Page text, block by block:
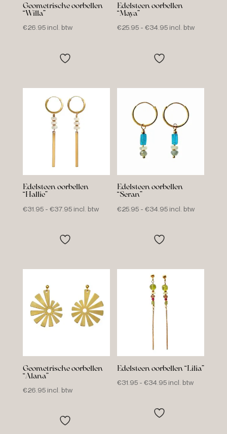
Geometrische oorbellen
“Willa”
€26.95 incl. btw
Edelsteen oorbellen
“Maya”
€25.95 - €34.95Prijsklasse:
incl. btw
Edelsteen oorbellen
“Hallie”
€31.95 - €37.95Prijsklasse:
incl. btw
Edelsteen oorbellen
“Seran”
€25.95 - €34.95Prijsklasse:
incl. btw
Geometrische oorbellen
“Alana”
€26.95 incl. btw
Edelsteen oorbellen “Lilia”
€31.95 - €34.95Prijsklasse:
incl. btw